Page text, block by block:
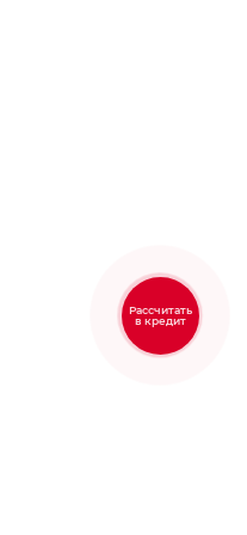
Рассчитать
в кредит